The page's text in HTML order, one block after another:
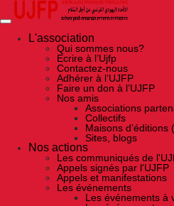
Skip
the
contentL'association
Qui sommes nous?
Ecrire à l’Ujfp
Contactez-nous
Adhérer à l’UJFP
Faire un don à l’UJFP
Nos amis
Associations
Collectifs
Maisons d’éditions
Sites, blogs
Nos actions
Les communiqués de
Appels signés par l'UJFP
Appels et manifestations
Les événements
Les événements à